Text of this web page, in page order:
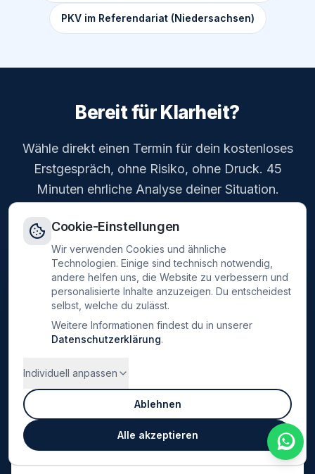
Cookie-Einstellungen
Wir verwenden Cookies und ähnliche
Technologien. Einige sind technisch notwendig,
andere helfen uns, die Website zu verbessern und
personalisierte Inhalte anzuzeigen. Du entscheidest
selbst, welche du zulässt.
Weitere Informationen findest du in unserer
Datenschutzerklärung.
Individuell anpassen
Ablehnen
Alle akzeptieren
PKV im Referendariat (Niedersachsen)
Bereit für Klarheit?
Wähle direkt einen Termin für dein kostenloses
Erstgespräch, ohne Risiko, ohne Druck. 45
Minuten ehrliche Analyse deiner Situation.
Kein Verkaufsgespräch. Keine Verpflichtung. Keine Daten an Dritte.